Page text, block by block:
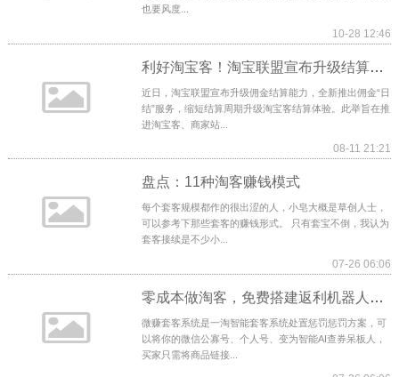
也要风度...
10-28 12:46
利好淘宝客！淘宝联盟宣布升级结算方式：月结升级日结
近日，淘宝联盟宣布升级佣金结算能力，全新推出佣金“日
结”服务，缩短结算周期升级淘宝客结算体验。此举旨在推
进淘宝客、商家站...
08-11 21:21
盘点：11种淘客赚钱模式
每个套客规模都作的很出涩的人，小皂大概是草创人士，
可以参考下那些套客的赚钱形式。 只有套宝不倒，我认为
套客接续是不少小...
07-26 06:06
零成本做淘客，免费搭建返利机器人赚取佣金
微赚套客系统是一淘智能套客系统处置惩罚惩罚方案，可
以将你的微信公寡号、个人号、变为智能AI查券呆板人，
买家只需将商品链接...